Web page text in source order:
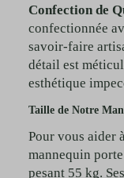
Confection de
confectionnée
savoir-faire
détail est
esthétique
Taille de Notre
Pour vous aider
mannequin
pesant 55 kg.